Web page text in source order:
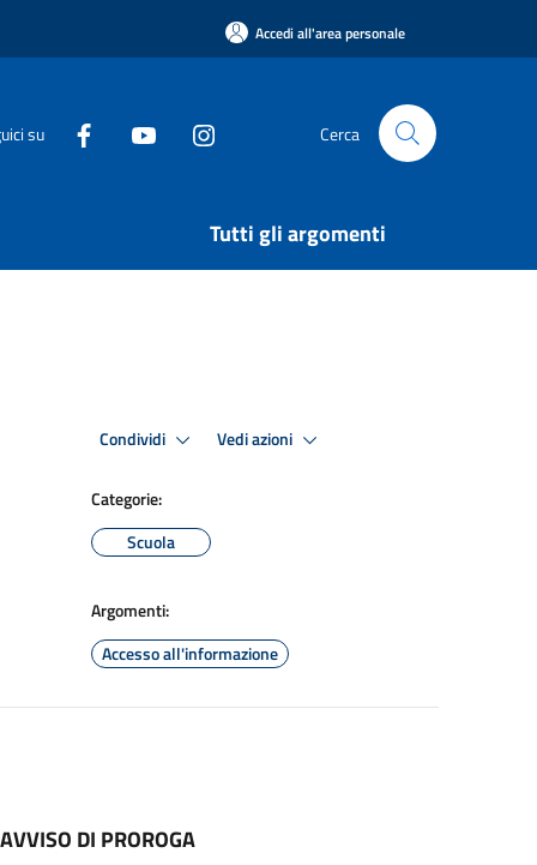
Accedi all'area personale
su Cerca
Tutti gli argomenti
Condividi Vedi azioni
Categorie:
Scuola
Argomenti:
Accesso all'informazione
DI PROROGA